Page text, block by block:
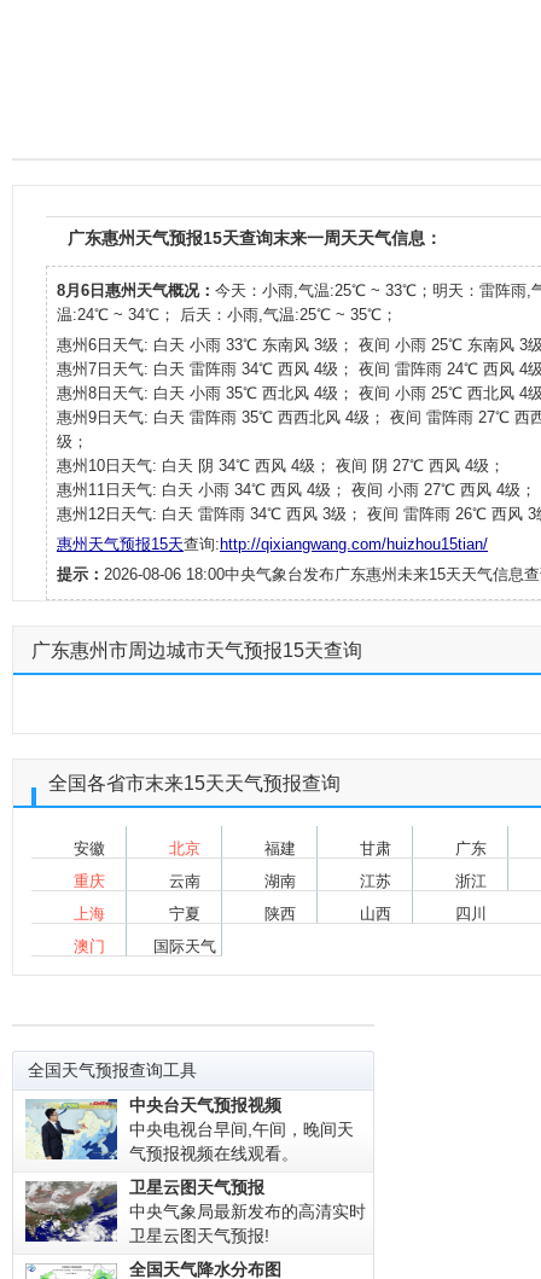
广东惠州天气预报15天查询末来一周天天气信息：
8月6日惠州天气概况： 今天：小雨,气温:25℃ ~ 33℃；明天：雷阵雨,
温:24℃ ~ 34℃； 后天：小雨,气温:25℃ ~ 35℃；
惠州6日天气: 白天 小雨 33℃ 东南风 3级； 夜间 小雨 25℃ 东南风 3
惠州7日天气: 白天 雷阵雨 34℃ 西风 4级； 夜间 雷阵雨 24℃ 西风 4
惠州8日天气: 白天 小雨 35℃ 西北风 4级； 夜间 小雨 25℃ 西北风 4
惠州9日天气: 白天 雷阵雨 35℃ 西西北风 4级； 夜间 雷阵雨 27℃ 西
级；
惠州10日天气: 白天 阴 34℃ 西风 4级； 夜间 阴 27℃ 西风 4级；
惠州11日天气: 白天 小雨 34℃ 西风 4级； 夜间 小雨 27℃ 西风 4级；
惠州12日天气: 白天 雷阵雨 34℃ 西风 3级； 夜间 雷阵雨 26℃ 西风 3
惠州天气预报15天查询: http://qixiangwang.com/huizhou15tian/
提示： 2026-08-06 18:00中央气象台发布广东惠州未来15天天气信息
广东惠州市周边城市天气预报15天查询
全国各省市末来15天天气预报查询
安徽 北京 福建 甘肃
广东
重庆
云南 湖南 江苏
浙江
上海
宁夏 陕西 山西
四川
澳门
国际天气
全国天气预报查询工具
中央台天气预报视频
中央电视台早间,午间，晚间天
气预报视频在线观看。
卫星云图天气预报
中央气象局最新发布的高清实时
卫星云图天气预报!
全国天气降水分布图